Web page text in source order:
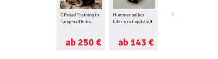
Offroad Training in
Langenaltheim
ab 250 €
Hummer selber
fahren in Ingolstadt
ab 143 €
Geländewagen